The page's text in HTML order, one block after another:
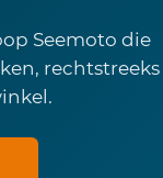
Seemoto die
rechtstreeks